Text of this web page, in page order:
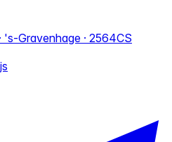
's-Gravenhage · 2564CS